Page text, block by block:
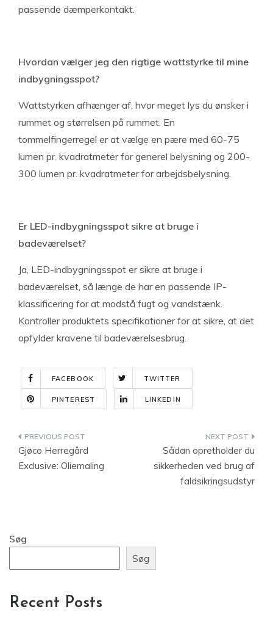
passende dæmperkontakt.
Hvordan vælger jeg den rigtige wattstyrke til mine
indbygningsspot?
Wattstyrken afhænger af, hvor meget lys du ønsker i
rummet og størrelsen på rummet. En
tommelfingerregel er at vælge en pære med 60-75
lumen pr. kvadratmeter for generel belysning og 200-
300 lumen pr. kvadratmeter for arbejdsbelysning.
Er LED-indbygningsspot sikre at bruge i
badeværelset?
Ja, LED-indbygningsspot er sikre at bruge i
badeværelset, så længe de har en passende IP-
klassificering for at modstå fugt og vandstænk.
Kontroller produktets specifikationer for at sikre, at det
opfylder kravene til badeværelsesbrug.
FACEBOOK TWITTER
PINTEREST LINKEDIN
Indlægsnavigation
Gjøco Herregård
Exclusive: Oliemaling
Sådan opretholder du
sikkerheden ved brug af
faldsikringsudstyr
Søg
Søg
Recent Posts